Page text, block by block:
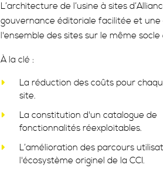
L’architecture de l’usine à sites
gouvernance éditoriale facilitée et
l'ensemble des sites sur le même
À la clé :
La réduction des coûts pour
site.
La constitution d'un catalogue de
fonctionnalités réexploitables.
L’amélioration des parcours
l'écosystème originel de la CCI.